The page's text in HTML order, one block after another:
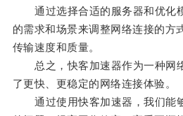
通过选择合适的服务器和优化
的需求和场景来调整网络连接的方
传输速度和质量。
总之，快客加速器作为一种网
了更快、更稳定的网络连接体验。
通过使用快客加速器，我们能